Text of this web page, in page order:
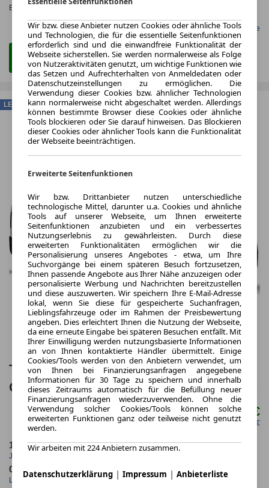
Effizienzklasse:
Gefunden auf LeasingMarkt.de
Zum Leasing Angebot
Toyota Proace City 1.5l L2 MEISTER |
CARPLAY | KLIMA | LADEBODEN | PDC
ab mtl. 177,31 €
netto mtl. 148,74 €
10.000,0 km
Jahrliche Fahrleistung
30 Monate
0.6
Leasingfaktor
ca. 75 kW (102 PS)
Leistung
LEASING
Wir bzw. diese Anbieter nutzen Cookies oder ähnliche Tools
und Technologien, die für die essentielle Seitenfunktionen
erforderlich sind und die einwandfreie Funktionalität der
Webseite sicherstellen. Sie werden normalerweise als Folge
von Nutzeraktivitäten genutzt, um wichtige Funktionen wie
das Setzen und Aufrechterhalten von Anmeldedaten oder
Datenschutzeinstellungen zu ermöglichen. Die
Verwendung dieser Cookies bzw. ähnlicher Technologien
kann normalerweise nicht abgeschaltet werden. Allerdings
können bestimmte Browser diese Cookies oder ähnliche
Tools blockieren oder Sie darauf hinweisen. Das Blockieren
dieser Cookies oder ähnlicher Tools kann die Funktionalität
der Webseite beeinträchtigen.
Erweiterte Seitenfunktionen
Wir bzw. Drittanbieter nutzen unterschiedliche
technologische Mittel, darunter u.a. Cookies und ähnliche
Tools auf unserer Webseite, um Ihnen erweiterte
Seitenfunktionen anzubieten und ein verbessertes
Nutzungserlebnis zu gewährleisten. Durch diese
erweiterten Funktionalitäten ermöglichen wir die
Personalisierung unseres Angebotes - etwa, um Ihre
Suchvorgänge bei einem späteren Besuch fortzusetzen,
Ihnen passende Angebote aus Ihrer Nähe anzuzeigen oder
personalisierte Werbung und Nachrichten bereitzustellen
und diese auszuwerten. Wir speichern Ihre E-Mail-Adresse
lokal, wenn Sie diese für gespeicherte Suchanfragen,
Lieblingsfahrzeuge oder im Rahmen der Preisbewertung
angeben. Dies erleichtert Ihnen die Nutzung der Webseite,
da eine erneute Eingabe bei späteren Besuchen entfällt. Mit
Ihrer Einwilligung werden nutzungsbasierte Informationen
an von Ihnen kontaktierte Händler übermittelt. Einige
Cookies/Tools werden von den Anbietern verwendet, um
von Ihnen bei Finanzierungsanfragen angegebene
Informationen für 30 Tage zu speichern und innerhalb
dieses Zeitraums automatisch für die Befüllung neuer
Finanzierungsanfragen wiederzuverwenden. Ohne die
Verwendung solcher Cookies/Tools können solche
erweiterten Funktionen ganz oder teilweise nicht genutzt
werden.
Wir arbeiten mit 224 Anbietern zusammen.
Datenschutzerklärung | Impressum | Anbieterliste